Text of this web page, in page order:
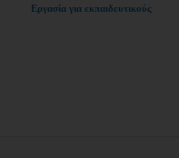
Εργασία για εκπαιδευτικούς